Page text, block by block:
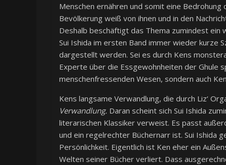
Menschen ernähren und somit eine Bedrohung
Bevölkerung weiß von ihnen und in den
Deshalb beschäftigt das Thema zumindest ein
Sui Ishida im ersten Band immer wieder kurze
dargestellt werden. Sei es durch Kens
Experte über die Essgewohnheiten der Ghule
menschenfressenden Wesen, sondern auch
Kens langsame Verwandlung, die durch Liz‘
Verwandlung. Daran scheint sich Sui Ishida
literarischen Klassiker verweist. Es passt
und ein regelrechter Büchernarr ist. Sui Ishida
Persönlichkeit. Eigentlich ist Ken eher ein
Welten seiner Bücher verliert. Dass